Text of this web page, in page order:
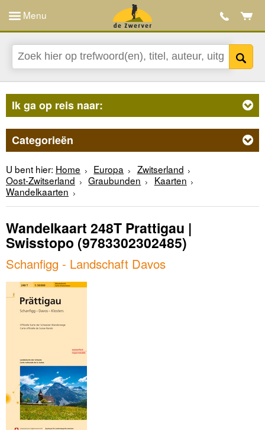
Menu
Ik ga op reis naar:
Categorieën
U bent hier: Home Europa
Zwitserland
Oost-Zwitserland
Graubunden
Kaarten
Wandelkaarten
Wandelkaart 248T Prattigau |
Swisstopo (9783302302485)
Schanfigg - Landschaft Davos